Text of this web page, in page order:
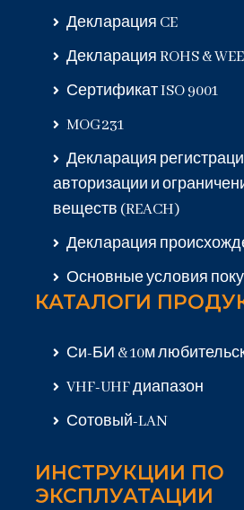
Декларация CE
Декларация ROHS &
Сертификат ISO 9001
MOG231
Декларация
авторизации и
веществ (REACH)
Декларация
Основные условия
КАТАЛОГИ
Си-БИ & 10м
VHF-UHF диапазон
Сотовый-LAN
ИНСТРУКЦИИ ПО
ЭКСПЛУАТАЦИИ